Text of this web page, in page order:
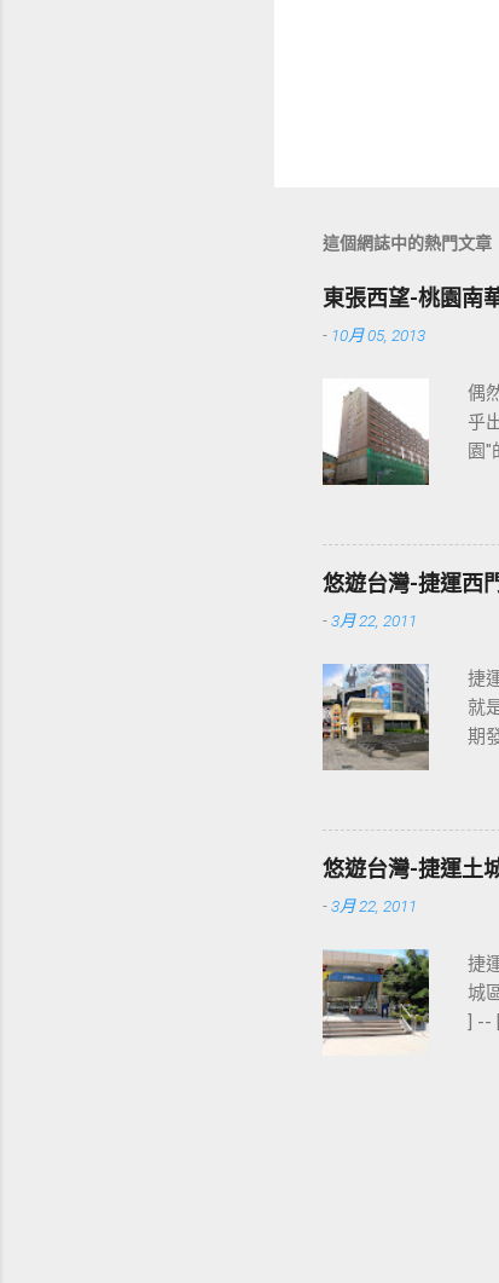
這個網誌中的熱門文章
東張西望-桃園南
- 10月 05, 2013
偶
乎
園"
悠遊台灣-捷運西
-3月 22, 2011
捷
就
期
] -
父
悠遊台灣-捷運土
-3月 22, 2011
捷
城
] --